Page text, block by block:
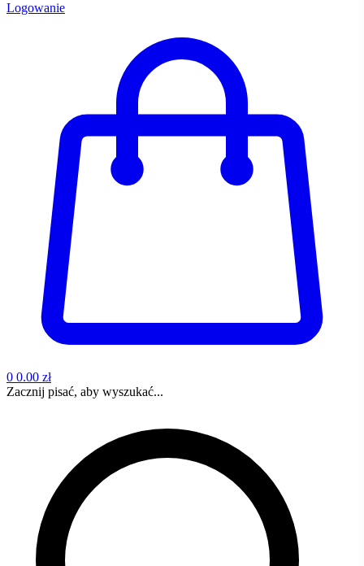
Logowanie
0 0.00 zł
Zacznij pisać, aby wyszukać...